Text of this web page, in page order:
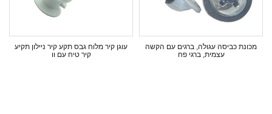
עוגן קיר מלוח גבס תקע קיר ניילון תקיע
קיר טיח עם וו
מכונת כביסה עגולה, ברגים עם הקשה
עצמית, ברגי פח